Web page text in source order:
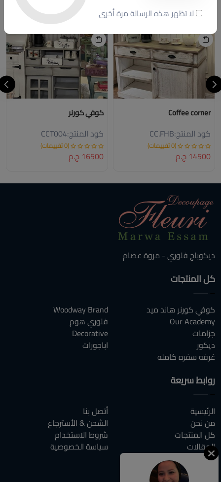
جديد
Coffee corner
كود المنتج:CC.FHB
(0 تقييمات)
14500 ج.م
جديد
كوفي كورنر
كود المنتج:CCT004
(0 تقييمات)
16500 ج.م
ديكوباج فلوري - مروة عصام
كل المنتجات
كوفي كورنر هاند ميد
Our Academy
جزامات
ديكور
غرفه سفره كامله
Woodway Brand
فلوري هوم
Decorative
اباجورات
روابط سريعة
الرئيسية
من نحن
كل المنتجات
المقالات
الاسئلة الشائعة
أتصل بنا
الشحن & الأسترجاع
شروط الاستخدام
سياسة الخصوصية
لا تظهر هذه الرسالة مرة أخرى